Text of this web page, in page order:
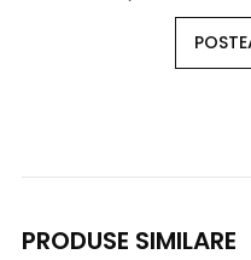
PRODUSE SIMILARE